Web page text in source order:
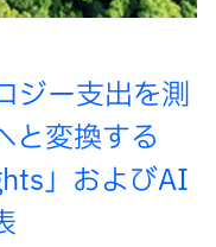
ジー支出を測
と変換する
」およびAI